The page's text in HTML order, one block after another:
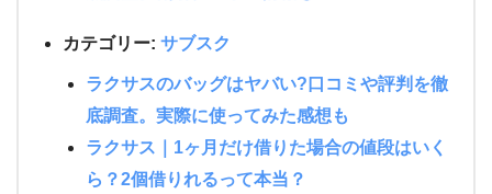
カテゴリー: サブスク
ラクサスのバッグはヤバい?口コミや評判を徹
底調査。実際に使ってみた感想も
ラクサス｜1ヶ月だけ借りた場合の値段はいく
ら？2個借りれるって本当？